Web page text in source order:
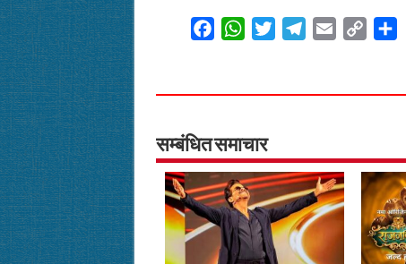
e
o
o
k
W
t
A
p
p
t
r
e
a
m
i
y
n
k
r
सम्बंधित समाचार